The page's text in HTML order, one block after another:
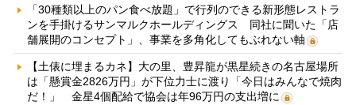
「30種類以上のパン食べ放題」で行列のできる新形態レストラ
ンを手掛けるサンマルクホールディングス 同社に聞いた「店
舗展開のコンセプト」、事業を多角化してもぶれない軸
【土俵に埋まるカネ】大の里、豊昇龍が黒星続きの名古屋場所
は「懸賞金2826万円」が下位力士に渡り「今日はみんなで焼肉
だ！」 金星4個配給で協会は年96万円の支出増に